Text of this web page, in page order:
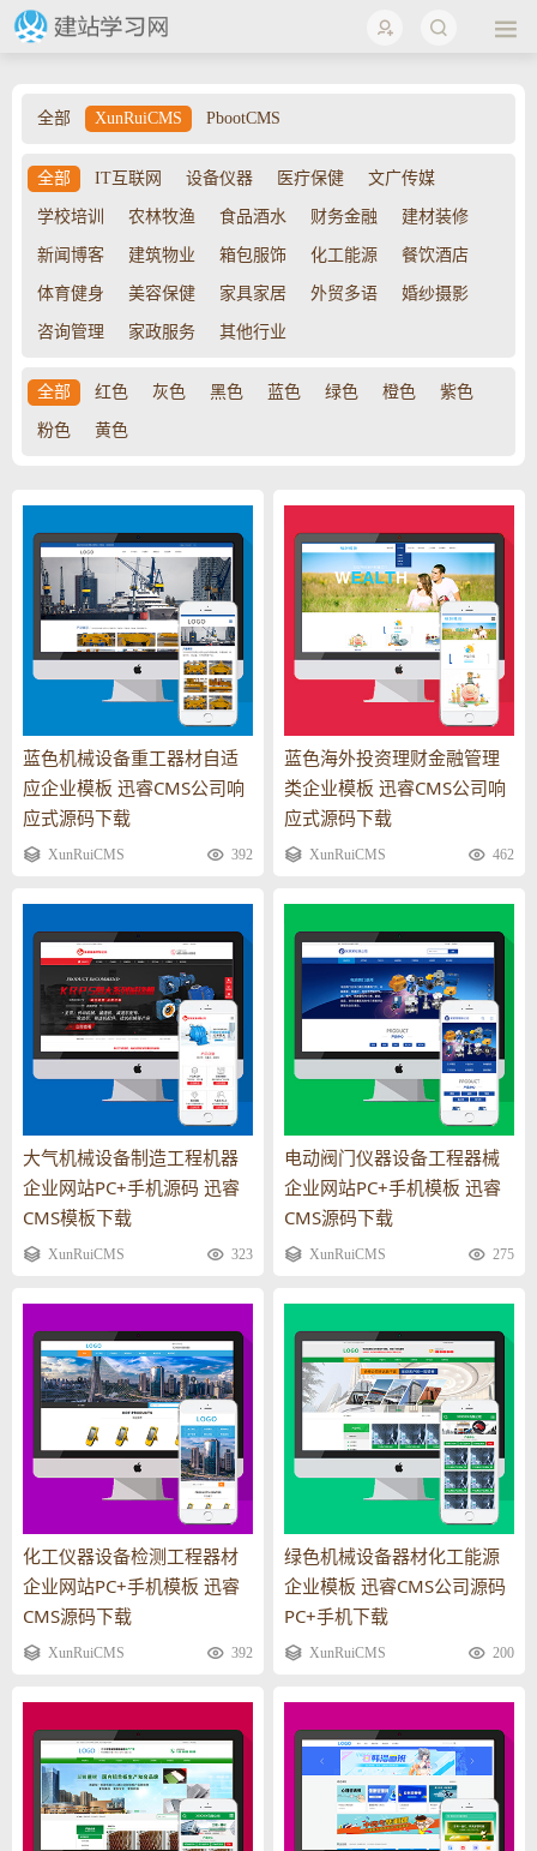
全部 XunRuiCMS PbootCMS
全部 IT互联网 设备仪器 医疔保健 文广传媒
学校培训 农林牧渔 食品酒水 财务金融 建材装修
新闻博客 建筑物业 箱包服饰 化工能源 餐饮酒店
体育健身 美容保健 家具家居 外贸多语 婚纱摄影
咨询管理 家政服务 其他行业
全部 红色 灰色 黑色 蓝色 绿色 橙色 紫色
粉色 黄色
蓝色机械设备重工器材自适
应企业模板 迅睿CMS公司响
应式源码下载
XunRuiCMS 392
蓝色海外投资理财金融管理
类企业模板 迅睿CMS公司响
应式源码下载
XunRuiCMS 462
大气机械设备制造工程机器
企业网站PC+手机源码 迅睿
CMS模板下载
XunRuiCMS 323
电动阀门仪器设备工程器械
企业网站PC+手机模板 迅睿
CMS源码下载
XunRuiCMS 275
化工仪器设备检测工程器材
企业网站PC+手机模板 迅睿
CMS源码下载
XunRuiCMS 392
绿色机械设备器材化工能源
企业模板 迅睿CMS公司源码
PC+手机下载
XunRuiCMS 200